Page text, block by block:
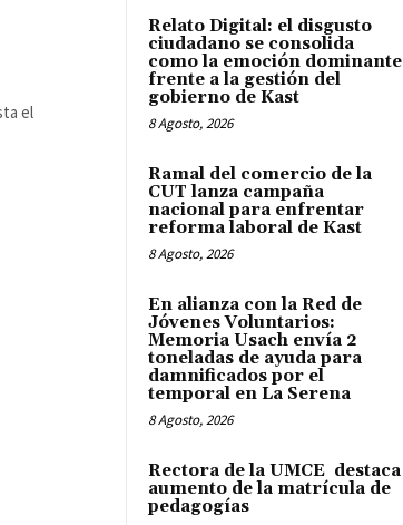
el
Relato Digital: el disgusto
ciudadano se consolida
como la emoción dominante
frente a la gestión del
gobierno de Kast
8 Agosto, 2026
Ramal del comercio de la
CUT lanza campaña
nacional para enfrentar
reforma laboral de Kast
8 Agosto, 2026
En alianza con la Red de
Jóvenes Voluntarios:
Memoria Usach envía 2
toneladas de ayuda para
damnificados por el
temporal en La Serena
8 Agosto, 2026
Rectora de la UMCE destaca
aumento de la matrícula de
pedagogías